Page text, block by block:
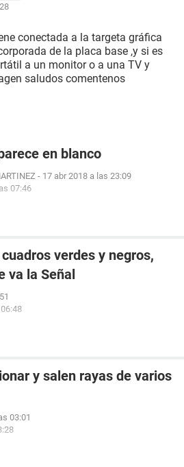
conectada a la targeta gráfica
de la placa base ,y si es
a un monitor o a una TV y
saludos comentenos
en blanco
- 17 abr 2018 a las 23:09
07:46
verdes y negros,
va la Señal
y salen rayas de varios
03:01